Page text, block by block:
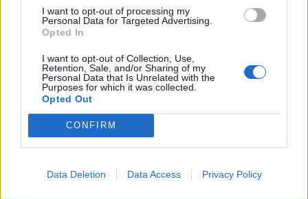
I want to opt-out of processing my
Personal Data for Targeted Advertising.
Opted In
I want to opt-out of Collection, Use,
Retention, Sale, and/or Sharing of my
Personal Data that Is Unrelated with the
Purposes for which it was collected.
Opted Out
CONFIRM
Data Deletion Data Access Privacy Policy
volna. Kicsit elpirult, amikor rájött, hogy őt senki az
égadta világon nem érdekli, csak Gábor. Még az ofő se
amikor szembe kell néznie a múlt démonjaival, hogy
elfelejtse azt a szerelmet, amit lehet, hogy nem is volt
más, mint egy tini lamour.
Folytatjuk…